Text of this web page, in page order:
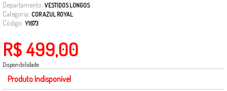
Departamento: VESTIDOS LONGOS
Categoria: COR AZUL ROYAL
Código: Y1673
R$ 499,00
Disponibilidade
Produto Indisponível